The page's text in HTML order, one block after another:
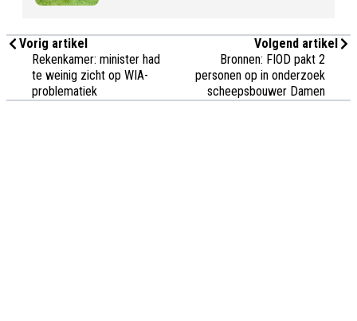
Vorig artikel
Rekenkamer: minister had
te weinig zicht op WIA-
problematiek
Volgend artikel
Bronnen: FIOD pakt 2
personen op in onderzoek
scheepsbouwer Damen